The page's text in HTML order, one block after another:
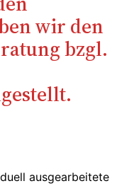
wir den
bzgl.
ausgearbeitete